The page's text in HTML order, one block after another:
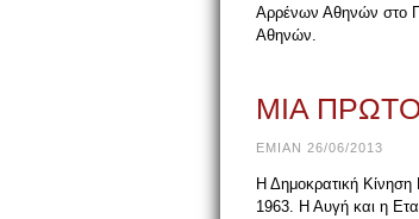
Αρρένων Αθηνών στο
Αθηνών.
ΜΙΑ
EMIAN 26/06/2013
Η Δημοκρατική
1963. Η Αυγή και η